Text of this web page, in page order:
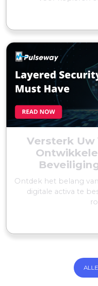
Versterk
Ontdek het belang
digitale activa te